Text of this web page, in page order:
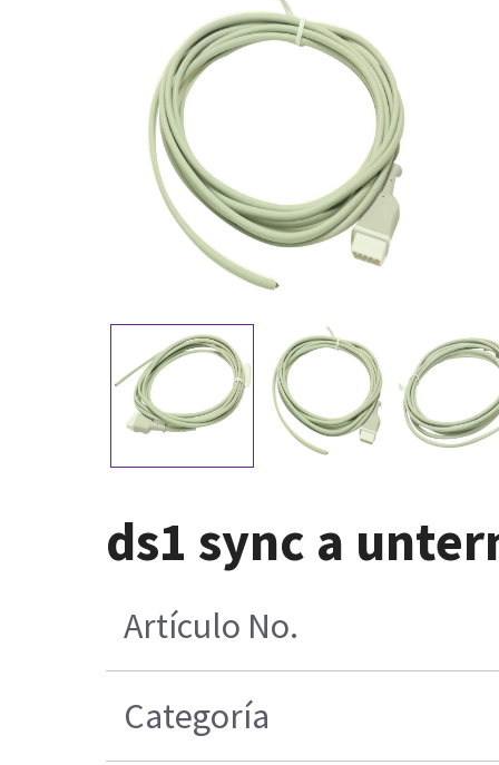
ds1 sync a
Artículo No.
Categoría